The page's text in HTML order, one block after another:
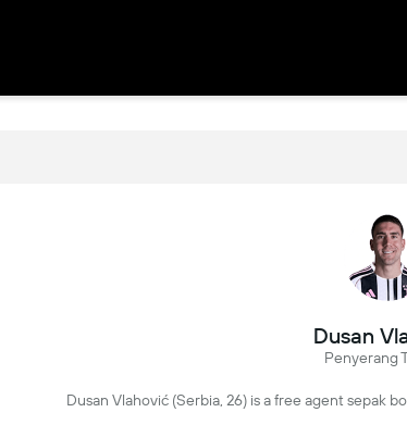
Dusan
Penyerang
Dusan Vlahović (Serbia, 26) is a free agent sepak